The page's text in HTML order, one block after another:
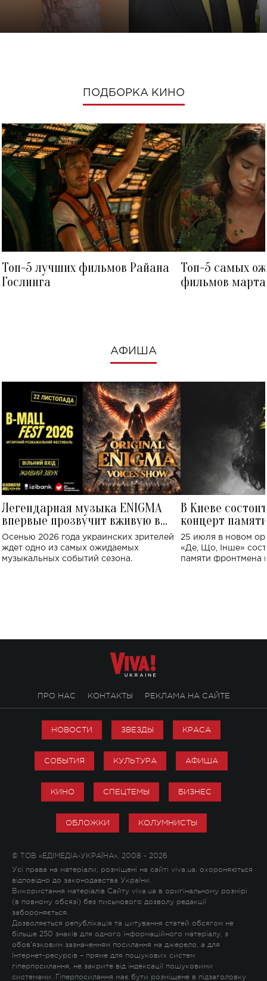
ПОДБОРКА КИНО
Топ-5 лучших фильмов Райана
Гослинга
Топ-5 самых
фильмов
АФИША
Легендарная музыка ENIGMA
впервые прозвучит вживую в
Украине: где состоится концерт
Осенью 2026 года украинских зрителей
ждет одно из самых ожидаемых
музыкальных событий сезона.
В Киеве
концерт
Клименко:
исполнят песни
25 июля в новом
«Де, Що, Інше»
памяти фронтмена
ПРО НАС КОНТАКТЫ РЕКЛАМА НА САЙТЕ
НОВОСТИ ЗВЕЗДЫ КРАСА
СОБЫТИЯ КУЛЬТУРА АФИША
КИНО СПЕЦТЕМЫ БИЗНЕС
ОБЛОЖКИ КОЛУМНИСТЫ
© ТОВ «ЕДІМЕДІА-УКРАЇНА», 2008 - 2026
Усі права на матеріали, розміщені на сайті viva.ua, охороняються
відповідно до законодавства України.
Використання матеріалів Сайту viva.ua в оригінальному розмірі
(в повному обсязі) без письмового дозволу редакції
забороняється.
Дозволяється републікація та цитування статей обсягом не
більше 250 знаків для одного інформаційного матеріалу, з
обов'язковим зазначенням посилання на джерело, а для
Інтернет-ресурсів – пряме для пошукових систем
гіперпосилання, не закрите від індексації пошуковими
системами. Гіперпосилання має бути розміщене в підзаголовку